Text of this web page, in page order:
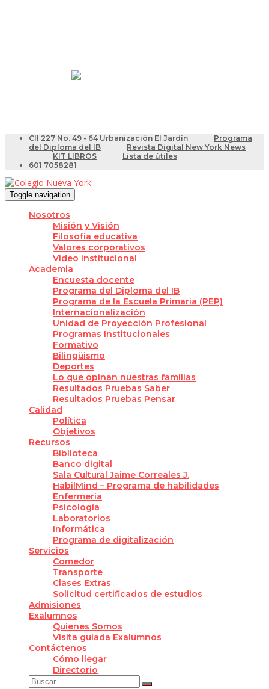
Cll 227 No. 49 - 64 Urbanización El Jardín
Programa
del Diploma del IB
Revista Digital New York News
KIT LIBROS
Lista de útiles
601 7058281
Toggle navigation
Nosotros
Misión y Visión
Filosofía educativa
Valores corporativos
Video institucional
Academia
Encuesta docente
Programa del Diploma del IB
Programa de la Escuela Primaria (PEP)
Internacionalización
Unidad de Proyección Profesional
Programas Institucionales
Formativo
Bilingüismo
Deportes
Lo que opinan nuestras familias
Resultados Pruebas Saber
Resultados Pruebas Pensar
Calidad
Política
Objetivos
Recursos
Biblioteca
Banco digital
Sala Cultural Jaime Correales J.
HabilMind – Programa de habilidades
Enfermería
Psicología
Laboratorios
Informática
Programa de digitalización
Servicios
Comedor
Transporte
Clases Extras
Solicitud certificados de estudios
Admisiones
Exalumnos
Quienes Somos
Visita guiada Exalumnos
Contáctenos
Cómo llegar
Directorio